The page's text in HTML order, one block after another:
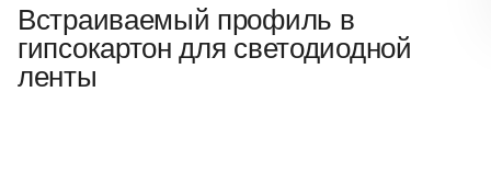
Встраиваемый профиль в
гипсокартон для светодиодной
ленты